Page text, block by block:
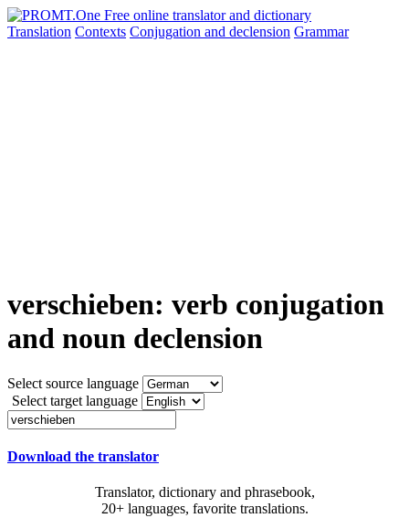
Translation Contexts Conjugation and declension Grammar
verschieben: verb conjugation
and noun declension
Select source language
Select target language
Download the translator
Translator, dictionary and phrasebook,
20+ languages, favorite translations.